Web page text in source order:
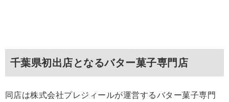
千葉県初出店となるバター菓子専門店
同店は株式会社プレジィールが運営するバター菓子専門